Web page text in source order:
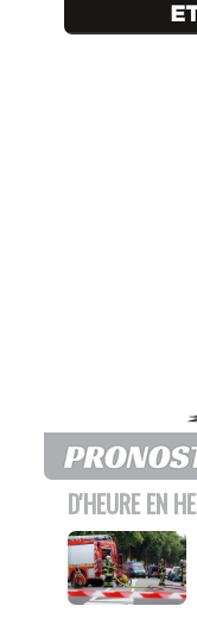
D'HEURE EN